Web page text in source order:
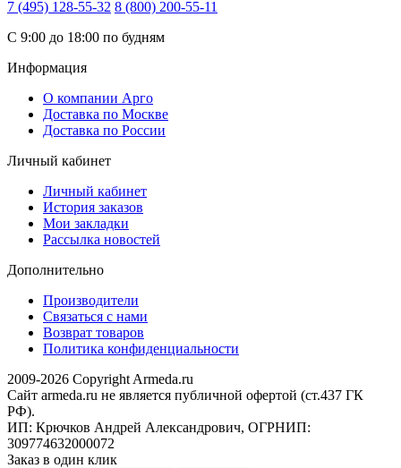
7 (495) 128-55-32 8 (800) 200-55-11
С 9:00 до 18:00 по будням
Информация
О компании Арго
Доставка по Москве
Доставка по России
Личный кабинет
Личный кабинет
История заказов
Мои закладки
Рассылка новостей
Дополнительно
Производители
Связаться с нами
Возврат товаров
Политика конфиденциальности
2009-2026 Copyright Armeda.ru
Сайт armeda.ru не является публичной офертой (ст.437 ГК
РФ).
ИП: Крючков Андрей Александрович, ОГРНИП:
309774632000072
Заказ в один клик